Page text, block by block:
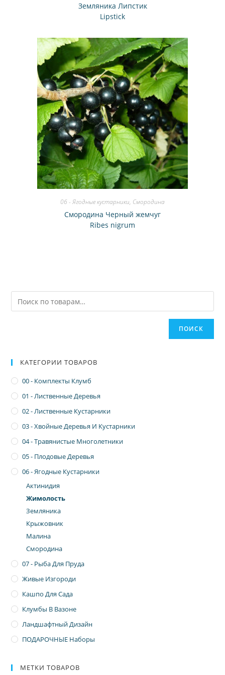
Земляника Липстик
Lipstick
06 - Ягодные кустарники, Смородина
Смородина Черный жемчуг
Ribes nigrum
ПОИСК
КАТЕГОРИИ ТОВАРОВ
00 - Комплекты Клумб
01 - Лиственные Деревья
02 - Лиственные Кустарники
03 - Хвойные Деревья И Кустарники
04 - Травянистые Многолетники
05 - Плодовые Деревья
06 - Ягодные Кустарники
Актинидия
Жимолость
Земляника
Крыжовник
Малина
Смородина
07 - Рыба Для Пруда
Живые Изгороди
Кашпо Для Сада
Клумбы В Вазоне
Ландшафтный Дизайн
ПОДАРОЧНЫЕ Наборы
МЕТКИ ТОВАРОВ